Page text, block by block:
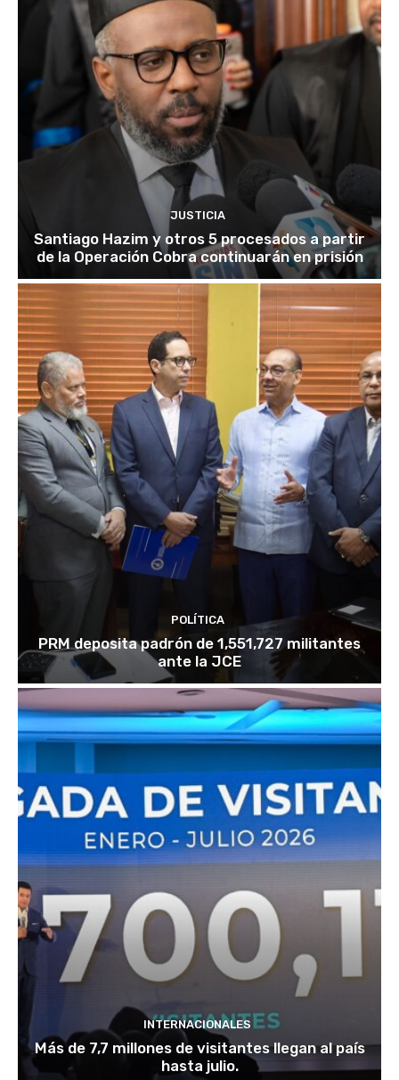
JUSTICIA
Santiago Hazim y otros 5 procesados a partir
de la Operación Cobra continuarán en prisión
POLÍTICA
PRM deposita padrón de 1,551,727 militantes
ante la JCE
INTERNACIONALES
Más de 7,7 millones de visitantes llegan al país
hasta julio.